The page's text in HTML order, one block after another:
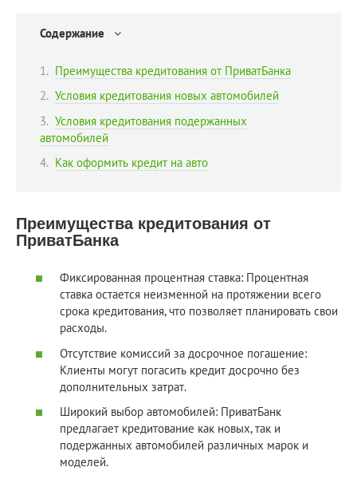
Содержание
Преимущества кредитования от ПриватБанка
Условия кредитования новых автомобилей
Условия кредитования подержанных
автомобилей
Как оформить кредит на авто
Преимущества кредитования от
ПриватБанка
Фиксированная процентная ставка: Процентная
ставка остается неизменной на протяжении всего
срока кредитования, что позволяет планировать свои
расходы.
Отсутствие комиссий за досрочное погашение:
Клиенты могут погасить кредит досрочно без
дополнительных затрат.
Широкий выбор автомобилей: ПриватБанк
предлагает кредитование как новых, так и
подержанных автомобилей различных марок и
моделей.